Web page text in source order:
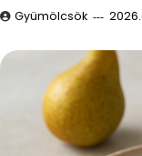
Gyümölcsök